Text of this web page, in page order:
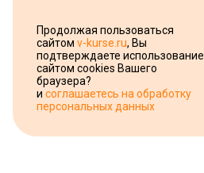
Продолжая пользоваться
сайтом v-kurse.ru, Вы
подтверждаете использование
сайтом cookies Вашего
браузера?
и соглашаетесь на обработку
персональных данных